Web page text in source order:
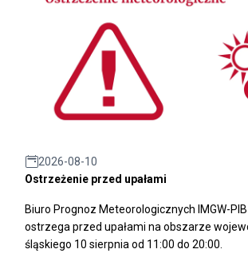
2026-08-10
Ostrzeżenie przed upałami
Biuro Prognoz Meteorologicznych IMGW-
ostrzega przed upałami na obszarze
śląskiego 10 sierpnia od 11:00 do 20:00.